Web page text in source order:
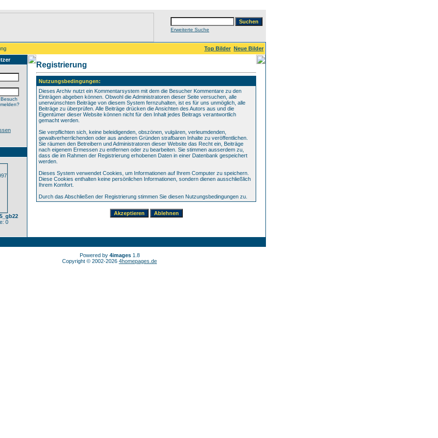
Erweiterte Suche
Top Bilder Neue Bilder
0
Registrierung
Nutzungsbedingungen:
Dieses Archiv nutzt ein Kommentarsystem mit dem die Besucher Kommentare zu den
Einträgen abgeben können. Obwohl die Administratoren dieser Seite versuchen, alle
unerwünschten Beiträge von diesem System fernzuhalten, ist es für uns unmöglich, alle
Beiträge zu überprüfen. Alle Beiträge drücken die Ansichten des Autors aus und die
Eigentümer dieser Website können nicht für den Inhalt jedes Beitrags verantwortlich
gemacht werden.
Sie verpflichten sich, keine beleidigenden, obszönen, vulgären, verleumdenden,
gewaltverherrlichenden oder aus anderen Gründen strafbaren Inhalte zu veröffentlichen.
Sie räumen den Betreibern und Administratoren dieser Website das Recht ein, Beiträge
nach eigenem Ermessen zu entfernen oder zu bearbeiten. Sie stimmen ausserdem zu,
dass die im Rahmen der Registrierung erhobenen Daten in einer Datenbank gespeichert
werden.
Dieses System verwendet Cookies, um Informationen auf Ihrem Computer zu speichern.
Diese Cookies enthalten keine persönlichen Informationen, sondern dienen ausschließlich
Ihrem Komfort.
Durch das Abschließen der Registrierung stimmen Sie diesen Nutzungsbedingungen zu.
Powered by 4images1.8
Copyright © 2002-2026 4homepages.de